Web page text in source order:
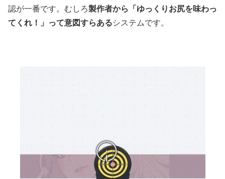
認が一番です。むしろ製作者から「ゆっくりお尻を味わっ
てくれ！」って意図すらあるシステムです。